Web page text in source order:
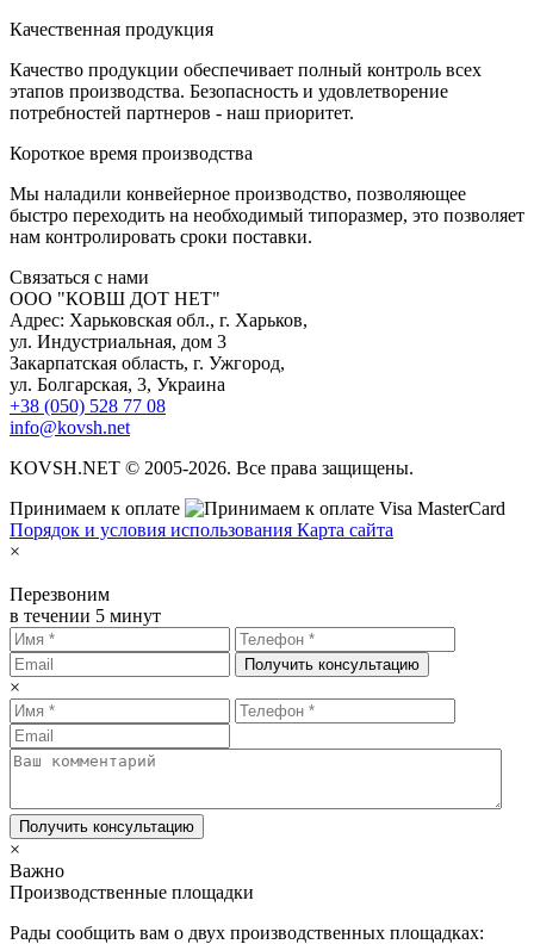
Качественная продукция
Качество продукции обеспечивает полный контроль всех
этапов производства. Безопасность и удовлетворение
потребностей партнеров - наш приоритет.
Короткое время производства
Мы наладили конвейерное производство, позволяющее
быстро переходить на необходимый типоразмер, это позволяет
нам контролировать сроки поставки.
Связаться с нами
ООО "КОВШ ДОТ НЕТ"
Адрес: Харьковская обл., г. Харьков,
ул. Индустриальная, дом 3
Закарпатская область, г. Ужгород,
ул. Болгарская, 3, Украина
+38 (050) 528 77 08
info@kovsh.net
KOVSH.NET © 2005-2026. Все права защищены.
Принимаем к оплате
Порядок и условия использования Карта сайта
×
Перезвоним
в течении 5 минут
Получить консультацию
×
Получить консультацию
×
Важно
Производственные площадки
Рады сообщить вам о двух производственных площадках: